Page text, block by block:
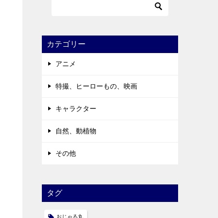
カテゴリー
アニメ
特撮、ヒーローもの、映画
キャラクター
自然、動植物
その他
タグ
おじゃる丸